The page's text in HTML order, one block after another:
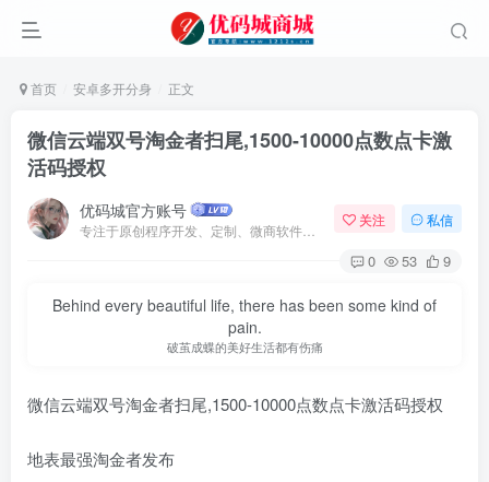
首页 安卓多开分身 正文
微信云端双号淘金者扫尾,1500-10000点数点卡激
活码授权
优码城官方账号 关注 私信
0 53 9
Behind every beautiful life, there has been some kind of
pain.
破茧成蝶的美好生活都有伤痛
微信云端双号淘金者扫尾,1500-10000点数点卡激活码授权
地表最强淘金者发布